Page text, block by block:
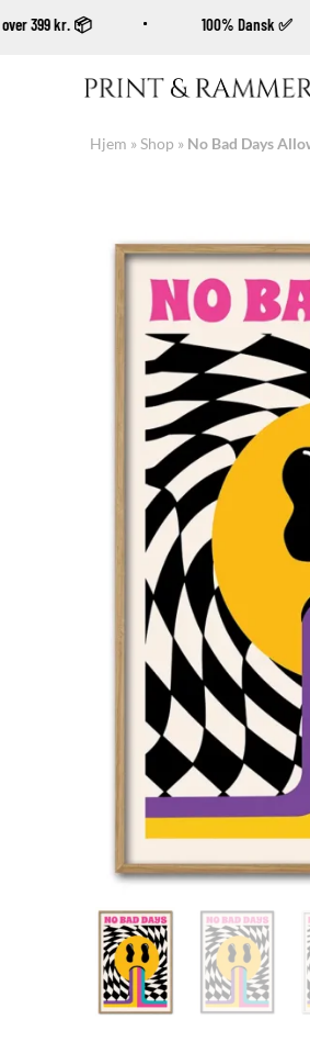
over 399 kr. 📦 100% Dansk ✅
Hjem »Shop » No Bad Days